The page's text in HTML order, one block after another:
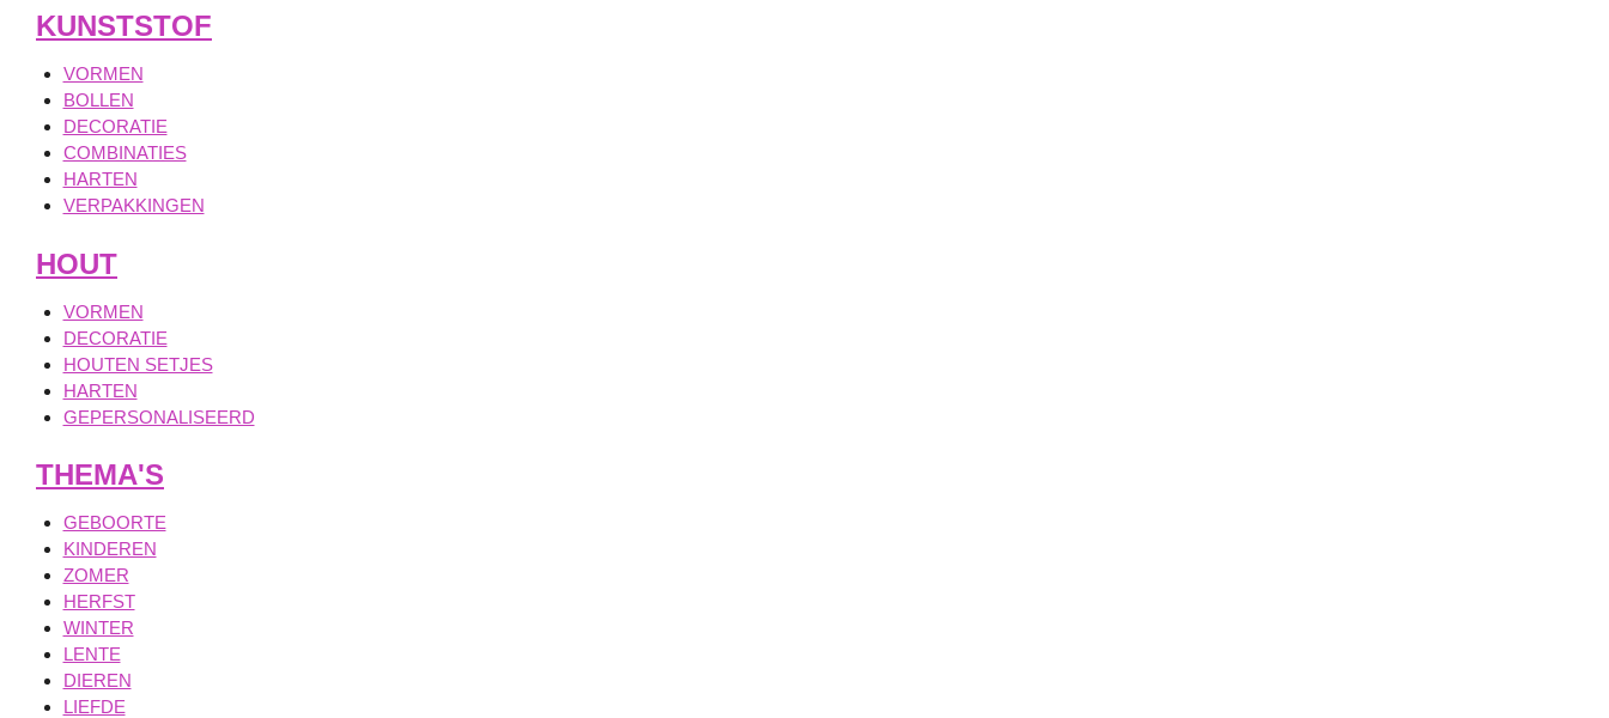
KUNSTSTOF
VORMEN
BOLLEN
DECORATIE
COMBINATIES
HARTEN
VERPAKKINGEN
HOUT
VORMEN
DECORATIE
HOUTEN SETJES
HARTEN
GEPERSONALISEERD
THEMA'S
GEBOORTE
KINDEREN
ZOMER
HERFST
WINTER
LENTE
DIEREN
LIEFDE